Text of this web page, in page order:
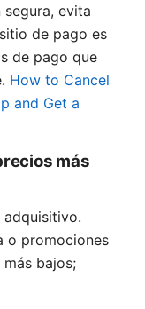
segura, evita
de pago es
de pago que
How to Cancel
and Get a
más
o promociones
bajos;